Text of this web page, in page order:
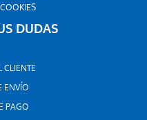
DUDAS
CLIENTE
ENVÍO
PAGO